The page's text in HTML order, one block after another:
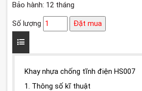
Bảo hành: 12 tháng
Số lượng Đặt mua
Khay nhựa chống tĩnh điện HS007
1. Thông số kĩ thuật